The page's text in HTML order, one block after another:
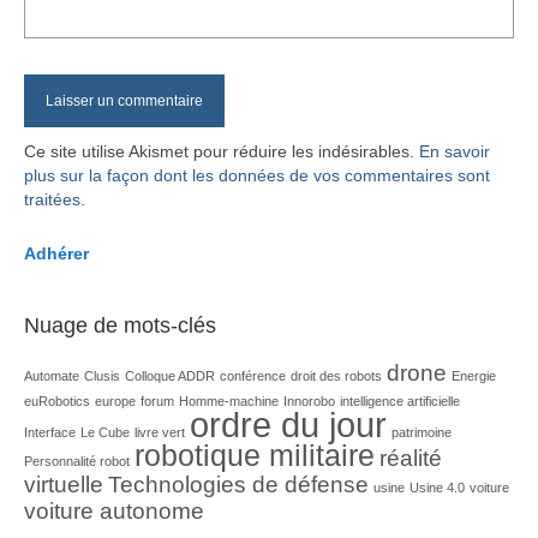
Ce site utilise Akismet pour réduire les indésirables. En savoir
plus sur la façon dont les données de vos commentaires sont
traitées
Adhérer
Nuage de mots-clés
Automate Clusis Colloque ADDR conférence droit des robots drone Energie
euRobotics europe forum Homme-machine Innorobo intelligence artificielle
Interface Le Cube livre vert ordre du jour patrimoine
Personnalité robot robotique militaire réalité
virtuelle Technologies de défense usine Usine 4.0 voiture
voiture autonome